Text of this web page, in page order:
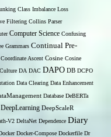
Class Imbalance Loss
Filtering Collins Parser
Computer Science Confusing
Grammars Continual Pre-
Coordinate Ascent Cosine Cosine
Culture DA DAC DAPO DB DCPO
Data Clearing Data Enhancement
Database DeBERTa
DeepLearning DeepScaleR
V2 DeltaNet Dependence Diary
Docker-Compose Dockerfile Dr